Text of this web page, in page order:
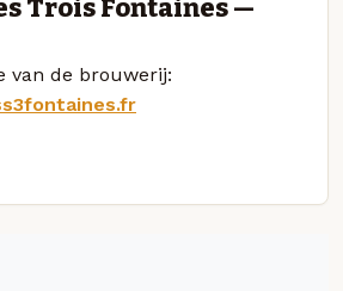
Trois Fontaines —
van de brouwerij: